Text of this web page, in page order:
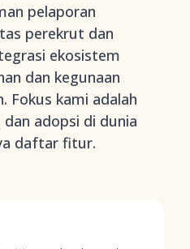
pelaporan
perekrut dan
ekosistem
dan kegunaan
Fokus kami adalah
adopsi di dunia
daftar fitur.